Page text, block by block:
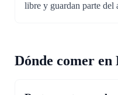
libre y guardan parte del
Dónde comer en